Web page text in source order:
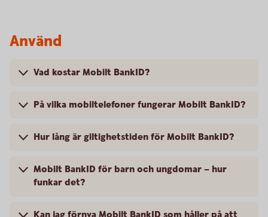
Använd
Vad kostar Mobilt BankID?
På vilka mobiltelefoner fungerar Mobilt BankID?
Hur lång är giltighetstiden för Mobilt BankID?
Mobilt BankID för barn och ungdomar – hur
funkar det?